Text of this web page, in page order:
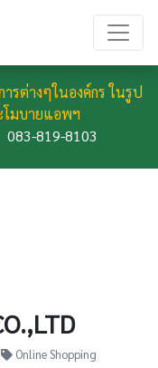
รต่างๆในองค์กร ในรูป
โมบายแอพฯ
083-819-8103
Online Shopping